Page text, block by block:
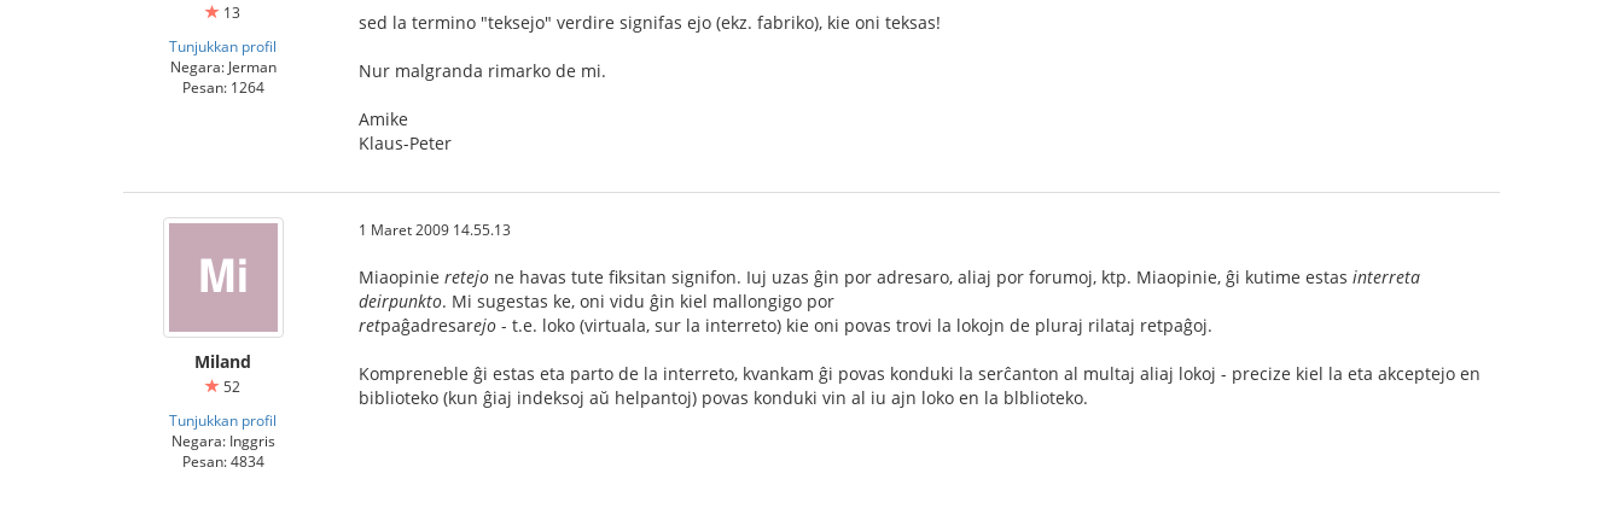
13
Tunjukkan profil
Negara: Jerman
Pesan: 1264
sed la termino "teksejo" verdire signifas ejo (ekz. fabriko), kie oni teksas!
Nur malgranda rimarko de mi.
Amike
Klaus-Peter
Miland
52
Tunjukkan profil
Negara: Inggris
Pesan: 4834
1 Maret 2009 14.55.13
Miaopinie retejo ne havas tute fiksitan signifon. Iuj uzas ĝin por adresaro, aliaj por forumoj, ktp. Miaopinie, ĝi kutime estas interreta
deirpunkto. Mi sugestas ke, oni vidu ĝin kiel mallongigo por
retpaĝadresarejo - t.e. loko (virtuala, sur la interreto) kie oni povas trovi la lokojn de pluraj rilataj retpaĝoj.
Kompreneble ĝi estas eta parto de la interreto, kvankam ĝi povas konduki la serĉanton al multaj aliaj lokoj - precize kiel la eta akceptejo en
biblioteko (kun ĝiaj indeksoj aŭ helpantoj) povas konduki vin al iu ajn loko en la blblioteko.